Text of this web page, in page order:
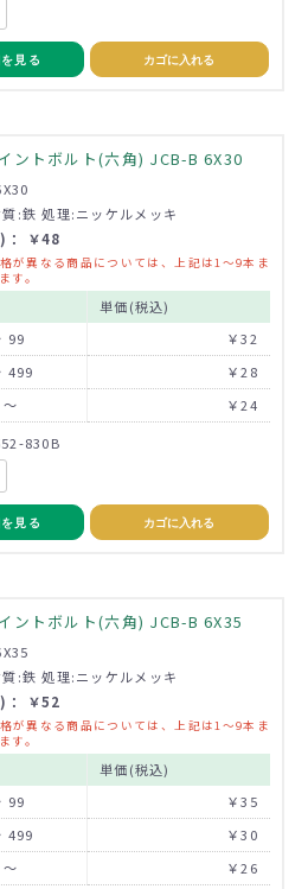
見る カゴに入れる
ントボルト(六角) JCB-B 6X30
:鉄 処理:ニッケルメッキ
： ￥48
が異なる商品については、上記は1～9本ま
す。
単価(税込)
99
￥32
499
￥28
￥24
830B
見る カゴに入れる
ントボルト(六角) JCB-B 6X35
:鉄 処理:ニッケルメッキ
： ￥52
が異なる商品については、上記は1～9本ま
す。
単価(税込)
99
￥35
499
￥30
￥26